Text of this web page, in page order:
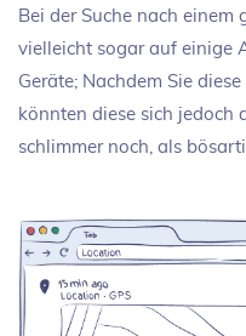
Bei der Suche nach einem
vielleicht sogar auf einige
Geräte; Nachdem Sie
könnten diese sich jedoch
schlimmer noch, als